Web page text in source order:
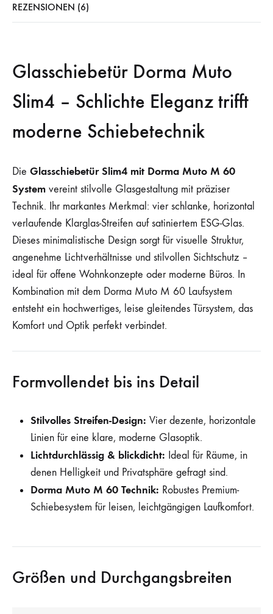
REZENSIONEN (6)
Glasschiebetür Dorma Muto
Slim4 – Schlichte Eleganz trifft
moderne Schiebetechnik
Die Glasschiebetür Slim4 mit Dorma Muto M 60
System vereint stilvolle Glasgestaltung mit präziser
Technik. Ihr markantes Merkmal: vier schlanke, horizontal
verlaufende Klarglas-Streifen auf satiniertem ESG-Glas.
Dieses minimalistische Design sorgt für visuelle Struktur,
angenehme Lichtverhältnisse und stilvollen Sichtschutz –
ideal für offene Wohnkonzepte oder moderne Büros. In
Kombination mit dem Dorma Muto M 60 Laufsystem
entsteht ein hochwertiges, leise gleitendes Türsystem, das
Komfort und Optik perfekt verbindet.
Formvollendet bis ins Detail
Stilvolles Streifen-Design: Vier dezente, horizontale
Linien für eine klare, moderne Glasoptik.
Lichtdurchlässig & blickdicht: Ideal für Räume, in
denen Helligkeit und Privatsphäre gefragt sind.
Dorma Muto M 60 Technik: Robustes Premium-
Schiebesystem für leisen, leichtgängigen Laufkomfort.
Größen und Durchgangsbreiten